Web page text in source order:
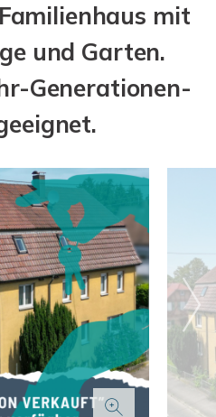
mit
und Garten.
Generationen-